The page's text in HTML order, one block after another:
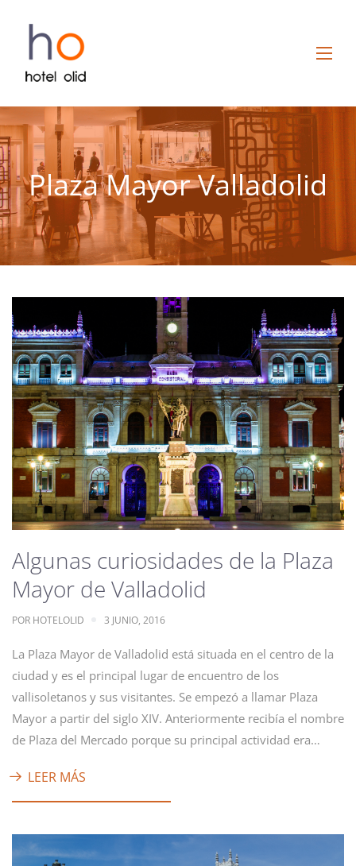
Plaza Mayor Valladolid
Algunas curiosidades de la Plaza
Mayor de Valladolid
POR HOTELOLID 3 JUNIO, 2016
La Plaza Mayor de Valladolid está situada en el centro de la
ciudad y es el principal lugar de encuentro de los
vallisoletanos y sus visitantes. Se empezó a llamar Plaza
Mayor a partir del siglo XIV. Anteriormente recibía el nombre
de Plaza del Mercado porque su principal actividad era…
LEER MÁS